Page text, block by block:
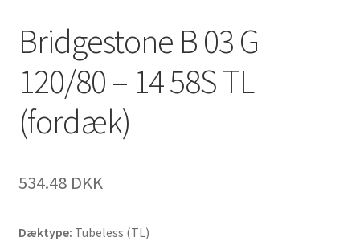
Bridgestone B 03 G
120/80 – 14 58S TL
(fordæk)
534.48 DKK
Dæktype: Tubeless (TL)